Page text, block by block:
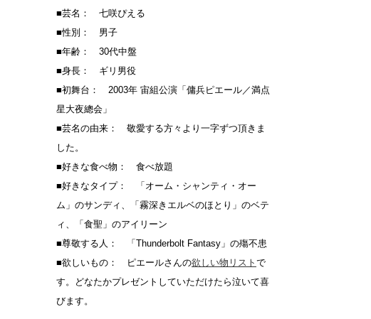
■芸名： 七咲ぴえる
■性別： 男子
■年齢： 30代中盤
■身長： ギリ男役
■初舞台： 2003年 宙組公演「傭兵ピエール／満点
星大夜總会」
■芸名の由来： 敬愛する方々より一字ずつ頂きま
した。
■好きな食べ物： 食べ放題
■好きなタイプ： 「オーム・シャンティ・オー
ム」のサンディ、「霧深きエルベのほとり」のベテ
ィ、「食聖」のアイリーン
■尊敬する人： 「Thunderbolt Fantasy」の殤不患
■欲しいもの： ピエールさんの欲しい物リスト で
す。どなたかプレゼントしていただけたら泣いて喜
びます。